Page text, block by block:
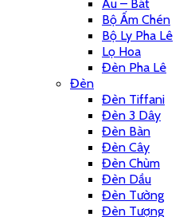
Âu – Bát
Bộ Ấm Chén
Bộ Ly Pha Lê
Lọ Hoa
Đèn Pha Lê
Đèn
Đèn Tiffani
Đèn 3 Dây
Đèn Bàn
Đèn Cây
Đèn Chùm
Đèn Dầu
Đèn Tường
Đèn Tượng